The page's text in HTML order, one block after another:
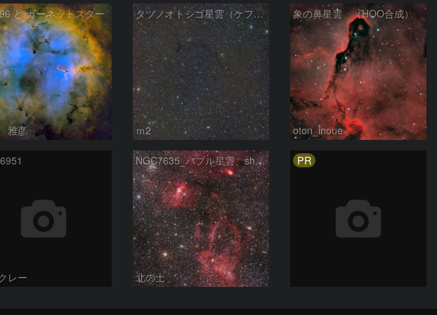
と ガーネットスター
雅彦
タツノオトシゴ星雲（ケフェウス座）
ｍ2
象の鼻星雲 （HOO合成）
oton_inoue
レー
NGC7635_バブル星雲、sh2-157_くわがた星雲
北の士
PR